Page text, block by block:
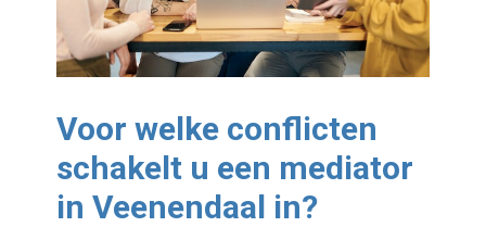
Voor welke conflicten
schakelt u een mediator
in Veenendaal in?